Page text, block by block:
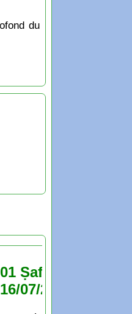
01 Ṣafar 1448 :
16/07/2026